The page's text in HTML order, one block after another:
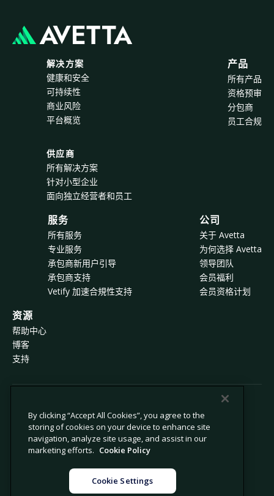
解决方案
健康和安全
可持续性
商业风险
平台概览
供应商
所有解决方案
针对小型企业
面向独立经营者和员工
产品
所有产品
资格预审
分包商
员工合规
服务
所有服务
专业服务
承包商新用户引导
承包商支持
Vetify 加速合規性支持
公司
关于 Avetta
为何选择 Avetta
领导团队
会员福利
会员资格计划
资源
帮助中心
博客
支持
© 2026 Avetta, LLC 版权所有。
隐私政策
Cookie 政策
禁止出售或共享我的个人信息
By clicking “Accept All Cookies”, you agree to the
storing of cookies on your device to enhance site
navigation, analyze site usage, and assist in our
marketing efforts. Cookie Policy
Cookie Settings